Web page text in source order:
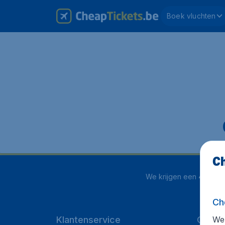
Boek vluchten
We krijgen een 4.1 uit 5
Klantenservice